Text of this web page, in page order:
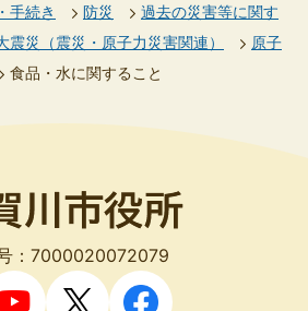
手続き 防災
過去の災害等に関す
震災（震災・原子力災害関連）
原子
食品・水に関すること
：7000020072079